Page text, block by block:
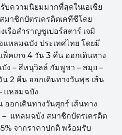
รับความนิยมมากที่สุดในเอเชีย
มาชิกบัตรเครดิตเคทีซีโดย
เรือสำราญซูเปอร์สตาร์ เจมิ
แหลมฉบัง ประเทศไทย โดยมี
พ็คเกจ 4 วัน 3 คืน ออกเดินทาง
ง – สีหนุวิลล์ กัมพูชา – สมุย –
น 2 คืน ออกเดินทางวันพุธ เส้น
แหลมฉบัง
ออกเดินทางวันศุกร์ เส้นทาง
– แหลมฉบัง สมาชิกบัตรเครดิต
จากราคาปกติ พร้อมรับ